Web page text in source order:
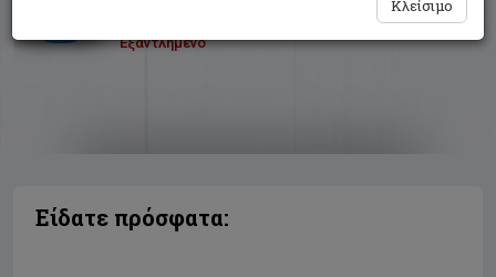
Εξαντλημένο
Είδατε πρόσφατα:
Κλείσιμο